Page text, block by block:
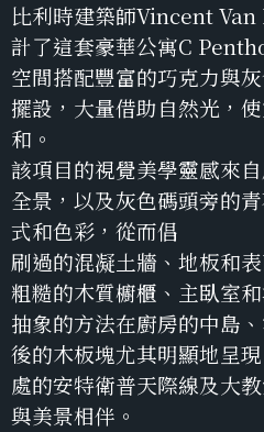
比利時建築師Vincent
計了這套豪華公寓C
空間搭配豐富的巧克力與
擺設，大量借助自然光，
和。
該項目的視覺美學靈感來
全景，以及灰色碼頭旁的
式和色彩，從而倡
刷過的混凝土牆、地板和
粗糙的木質櫥櫃、主臥室
抽象的方法在廚房的中島
後的木板塊尤其明顯地呈
處的安特衛普天際線及大
與美景相伴。